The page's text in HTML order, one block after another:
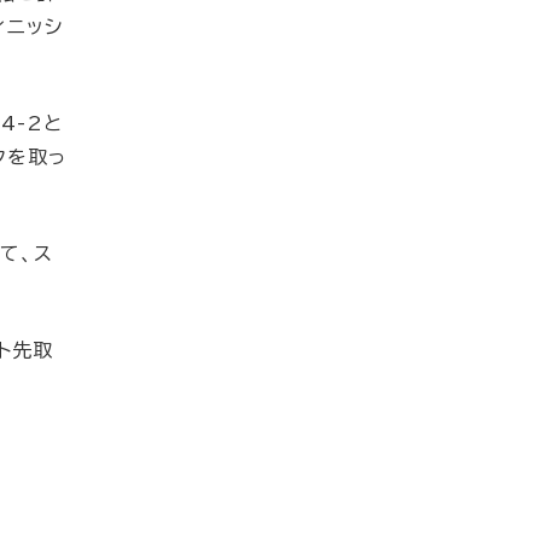
ッシ
4-2と
取っ
、ス
先取